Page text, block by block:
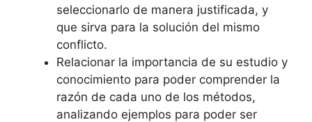
seleccionarlo de manera justificada, y
que sirva para la solución del mismo
conflicto.
Relacionar la importancia de su estudio y
conocimiento para poder comprender la
razón de cada uno de los métodos,
analizando ejemplos para poder ser